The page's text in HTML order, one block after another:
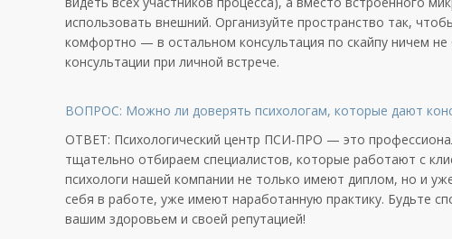
использовать внешний. Организуйте пространство так,
комфортно — в остальном консультация по скайпу ничем не
консультации при личной встрече.
ВОПРОС: Можно ли доверять психологам, которые дают
ОТВЕТ: Психологический центр ПСИ-ПРО — это
тщательно отбираем специалистов, которые работают с
психологи нашей компании не только имеют диплом, но и
себя в работе, уже имеют наработанную практику. Будьте
вашим здоровьем и своей репутацией!